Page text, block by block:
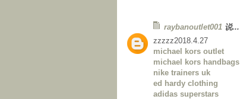
raybanoutlet001 说...
zzzzz2018.4.27
michael kors outlet
michael kors handbags
nike trainers uk
ed hardy clothing
adidas superstars